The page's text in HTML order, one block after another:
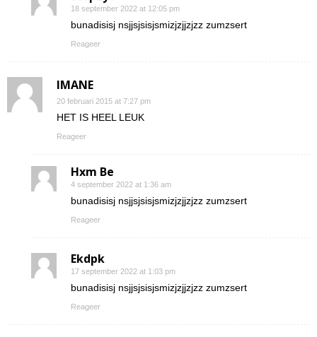
18 september 2022 at 12:05 pm
bunadisisj nsjjsjsisjsmizjzjjzjzz zumzsert
Reageer
IMANE
20 februari 2015 at 7:27 pm
HET IS HEEL LEUK
Reageer
Hxm Be
4 september 2022 at 1:36 am
bunadisisj nsjjsjsisjsmizjzjjzjzz zumzsert
Reageer
Ekdpk
17 september 2022 at 1:03 pm
bunadisisj nsjjsjsisjsmizjzjjzjzz zumzsert
Reageer